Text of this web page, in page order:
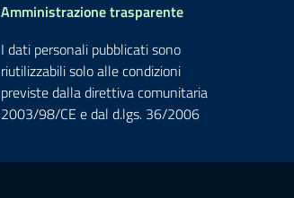
Amministrazione trasparente
I dati personali pubblicati sono
riutilizzabili solo alle condizioni
previste dalla direttiva comunitaria
2003/98/CE e dal d.lgs. 36/2006